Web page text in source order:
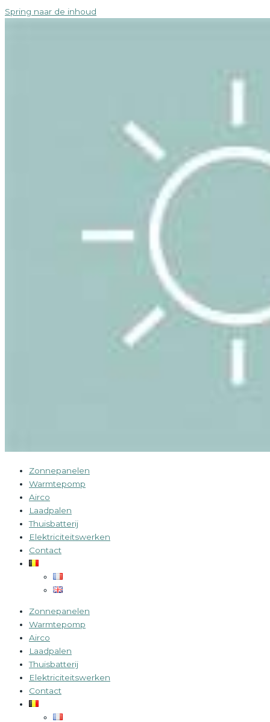
Spring naar de inhoud
Zonnepanelen
Warmtepomp
Airco
Laadpalen
Thuisbatterij
Elektriciteitswerken
Contact
Zonnepanelen
Warmtepomp
Airco
Laadpalen
Thuisbatterij
Elektriciteitswerken
Contact